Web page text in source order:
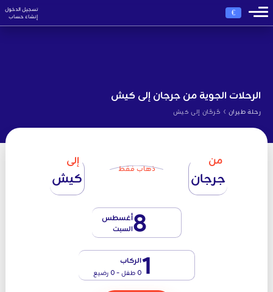
€
تسجيل الدخول
إنشاء حساب
الرحلات الجوية من جرجان إلى كيش
رحلة طيران › گرگان إلى كيش
من
جرجان ذهاب فقط
إلى
كيش
8أغسطس
السبت
1الركاب
0 طفل - 0 رضيع